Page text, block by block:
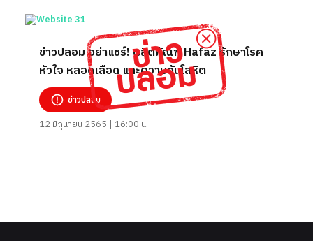
ข่าวปลอม อย่าแชร์! ผลิตภัณฑ์ Hafaz รักษาโรค
หัวใจ หลอดเลือด และความดันโลหิต
ข่าวปลอม
12 มิถุนายน 2565 | 16:00 น.